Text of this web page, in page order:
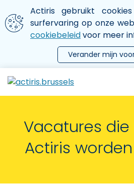
Aller au contenu principal
We gebruiken cookies
Actiris gebruikt
surfervaring op onze
cookiebeleidvoor meer
Verander mijn
le menu
Vacatures
Actiris